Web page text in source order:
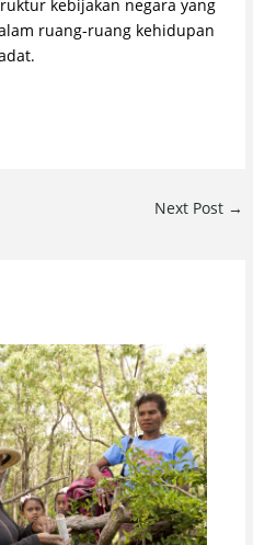
kebijakan negara yang
ruang-ruang kehidupan
Next Post →